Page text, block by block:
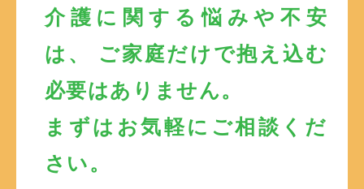
介護に関する悩みや不安
は、 ご家庭だけで抱え込む
必要はありません。
まずはお気軽にご相談くだ
さい。